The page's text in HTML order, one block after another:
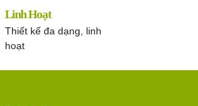
Linh Hoạt
Thiết kế đa dạng, linh
hoạt